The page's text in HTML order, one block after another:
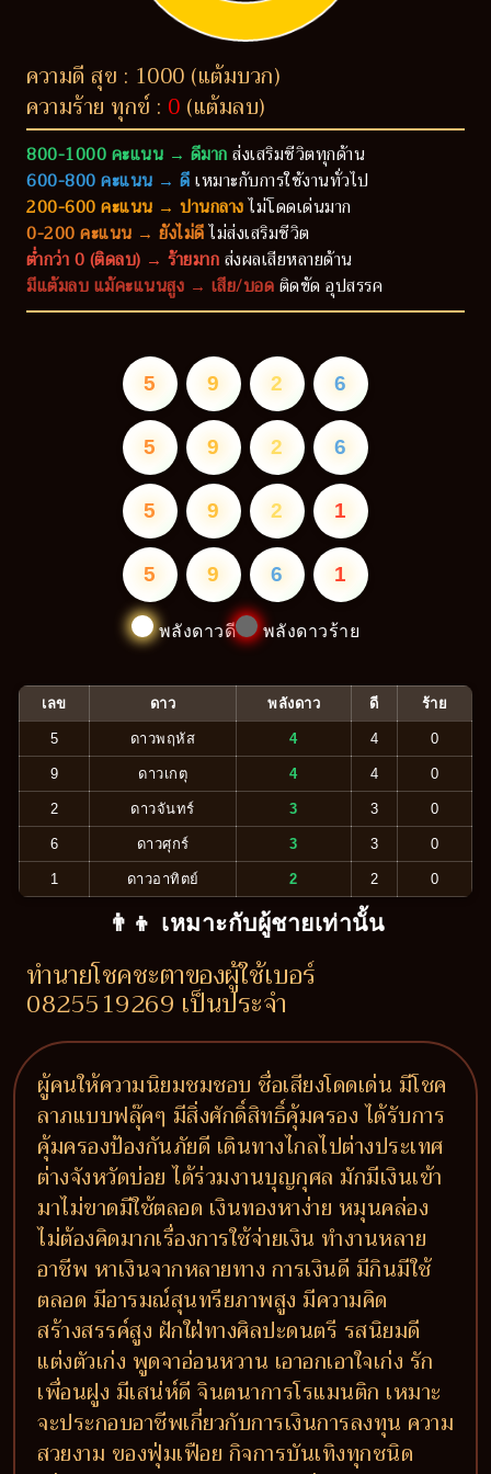
ความดี สุข : 1000 (แต้มบวก)
ความร้าย ทุกข์ : 0 (แต้มลบ)
800-1000 คะแนน → ดีมากส่งเสริมชีวิตทุกด้าน
600-800 คะแนน → ดีเหมาะกับการใช้งานทั่วไป
200-600 คะแนน → ปานกลางไม่โดดเด่นมาก
0-200 คะแนน → ยังไม่ดีไม่ส่งเสริมชีวิต
ต่ำกว่า 0 (ติดลบ) → ร้ายมากส่งผลเสียหลายด้าน
มีแต้มลบ แม้คะแนนสูง → เสีย/บอดติดขัด อุปสรรค
5 9 2 6
5 9 2 6
5 9 2 1
5 9 6 1
พลังดาวดี พลังดาวร้าย
เลข ดาว พลังดาว ดี ร้าย
5 ดาวพฤหัส 4 4 0
9 ดาวเกตุ 4 4 0
2 ดาวจันทร์ 3 3 0
6 ดาวศุกร์ 3 3 0
1 ดาวอาทิตย์ 2 2 0
👨‍👦 เหมาะกับผู้ชายเท่านั้น
ทำนายโชคชะตาของผู้ใช้เบอร์
0825519269 เป็นประจำ
ผู้คนให้ความนิยมชมชอบ ชื่อเสียงโดดเด่น มีโชค
ลาภแบบฟลุ๊คๆ มีสิ่งศักดิ์สิทธิ์คุ้มครอง ได้รับการ
คุ้มครองป้องกันภัยดี เดินทางไกลไปต่างประเทศ
ต่างจังหวัดบ่อย ได้ร่วมงานบุญกุศล มักมีเงินเข้า
มาไม่ขาดมีใช้ตลอด เงินทองหาง่าย หมุนคล่อง
ไม่ต้องคิดมากเรื่องการใช้จ่ายเงิน ทำงานหลาย
อาชีพ หาเงินจากหลายทาง การเงินดี มีกินมีใช้
ตลอด มีอารมณ์สุนทรียภาพสูง มีความคิด
สร้างสรรค์สูง ฝักใฝ่ทางศิลปะดนตรี รสนิยมดี
แต่งตัวเก่ง พูดจาอ่อนหวาน เอาอกเอาใจเก่ง รัก
เพื่อนฝูง มีเสน่ห์ดี จินตนาการโรแมนติก เหมาะ
จะประกอบอาชีพเกี่ยวกับการเงินการลงทุน ความ
สวยงาม ของฟุ่มเฟือย กิจการบันเทิงทุกชนิด